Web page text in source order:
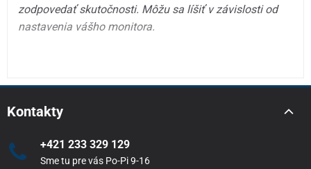
zodpovedať skutočnosti. Môžu sa líšiť v závislosti od
nastavenia vášho monitora.
Kontakty
+421 233 329 129
Sme tu pre vás Po-Pi 9-16